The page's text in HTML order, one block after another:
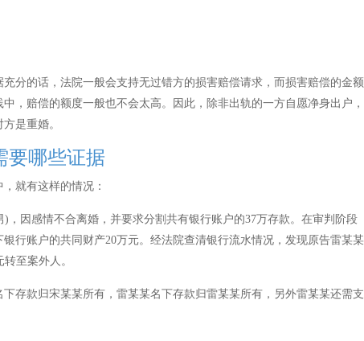
的话，法院一般会支持无过错方的损害赔偿请求，而损害赔偿的金额
，赔偿的额度一般也不会太高。因此，除非出轨的一方自愿净身出户，
是重婚。
哪些证据
就有这样的情况：
因感情不合离婚，并要求分割共有银行账户的37万存款。在审判阶段
行账户的共同财产20万元。经法院查清银行流水情况，发现原告雷某某
至案外人。
款归宋某某所有，雷某某名下存款归雷某某所有，另外雷某某还需支